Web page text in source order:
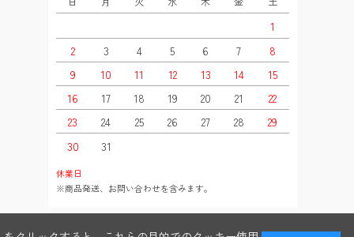
1
2
3 4 5 6 7
8
9
10 11 12 13 14
15
16
17 18 19 20 21
22
23
24 25 26 27 28
29
30
31
休業日
※商品発送、お問い合わせを含みます。